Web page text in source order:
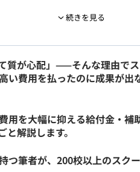
広告・バナー制作に従事。
フレーム作成・要件定義
をはじめ複数サイトの
でを1人で完結。
て200社以上のITスクール
ます。
続きを見る
が心配」——そんな理由で
費用を払ったのに成果が
を大幅に抑える給付金・
解説します。
筆者が、200校以上のス